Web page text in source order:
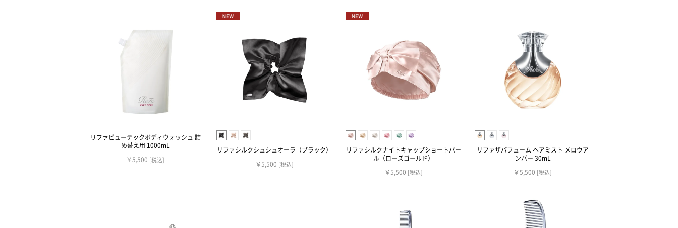
リファビューテックボディウォッシュ 詰
め替え用 1000mL
￥5,500 [税込]
リファシルクシュシュオーラ（ブラック）
￥5,500 [税込]
リファシルクナイトキャップショートパー
ル（ローズゴールド）
￥5,500 [税込]
リファザパフューム ヘアミスト メロウア
ンバー 30mL
￥5,500 [税込]